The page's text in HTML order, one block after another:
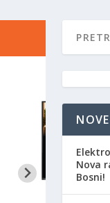
Nova
Bosni!